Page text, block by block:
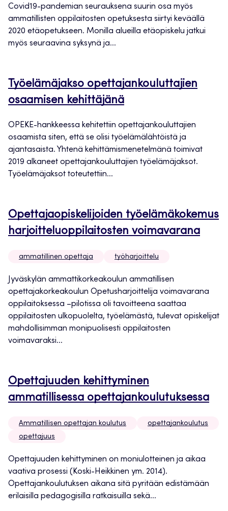
Covid19-pandemian seurauksena suurin osa myös
ammatillisten oppilaitosten opetuksesta siirtyi keväällä
2020 etäopetukseen. Monilla alueilla etäopiskelu jatkui
myös seuraavina syksynä ja...
Työelämäjakso opettajankouluttajien
osaamisen kehittäjänä
OPEKE-hankkeessa kehitettiin opettajankouluttajien
osaamista siten, että se olisi työelämälähtöistä ja
ajantasaista. Yhtenä kehittämismenetelmänä toimivat
2019 alkaneet opettajankouluttajien työelämäjaksot.
Työelämäjaksot toteutettiin...
Opettajaopiskelijoiden työelämäkokemus
harjoitteluoppilaitosten voimavarana
ammatillinen opettaja työharjoittelu
Jyväskylän ammattikorkeakoulun ammatillisen
opettajakorkeakoulun Opetusharjoittelija voimavarana
oppilaitoksessa –pilotissa oli tavoitteena saattaa
oppilaitosten ulkopuolelta, työelämästä, tulevat opiskelijat
mahdollisimman monipuolisesti oppilaitosten
voimavaraksi...
Opettajuuden kehittyminen
ammatillisessa opettajankoulutuksessa
Ammatillisen opettajan koulutus
opettajankoulutus
opettajuus
Opettajuuden kehittyminen on moniulotteinen ja aikaa
vaativa prosessi (Koski-Heikkinen ym. 2014).
Opettajankoulutuksen aikana sitä pyritään edistämään
erilaisilla pedagogisilla ratkaisuilla sekä...